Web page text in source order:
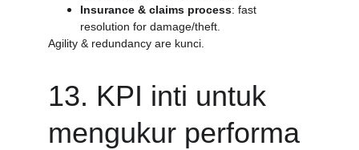
Insurance & claims process: fast
resolution for damage/theft.
Agility & redundancy are kunci.
13. KPI inti untuk
mengukur performa